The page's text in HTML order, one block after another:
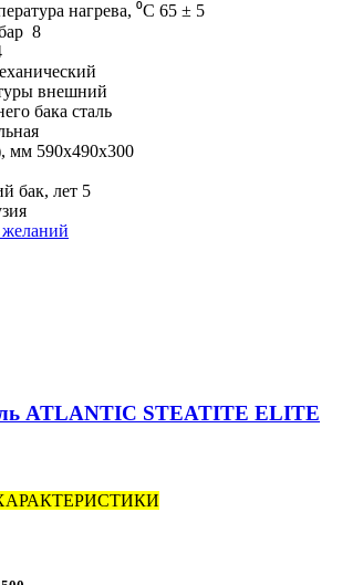
нагрева, ⁰C 65 ± 5
8
внешний
бака сталь
590х490х300
бак, лет 5
желаний
ATLANTIC STEATITE ELITE